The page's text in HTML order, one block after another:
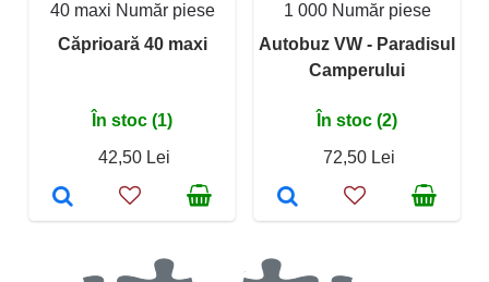
40 maxi Număr piese
Căprioară 40 maxi
În stoc (1)
42,50 Lei
1 000 Număr piese
Autobuz VW - Paradisul
Camperului
În stoc (2)
72,50 Lei